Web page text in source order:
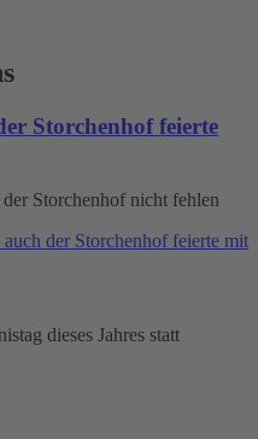
Storchenhof feierte
Storchenhof nicht fehlen
der Storchenhof feierte mit
dieses Jahres statt